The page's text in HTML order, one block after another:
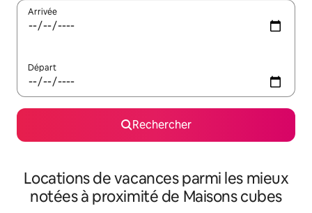
Arrivée
Départ
Rechercher
Locations de vacances parmi les mieux
notées à proximité de Maisons cubes